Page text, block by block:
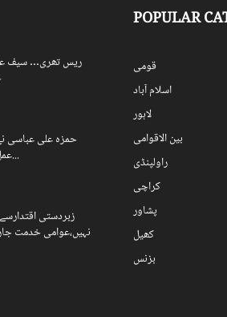
ریس تھری… سیف
حمزہ علی عباسی
عمل کو ناقابلِ معافی...
زبردستی
نہیں،عوامی خدمت
POPULAR
قومی
اسلام آباد
لاہور
بین الاقوامی
راولپنڈی
کراچی
پشاور
کھیل
بزنس